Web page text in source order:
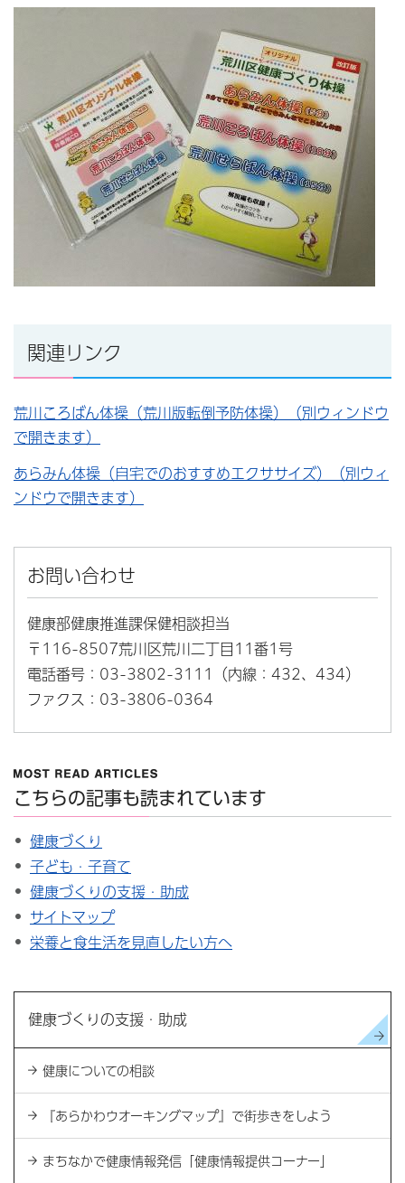
関連リンク
荒川ころばん体操（荒川版転倒予防体操）（別ウィンドウ
で開きます）
あらみん体操（自宅でのおすすめエクササイズ）（別ウィ
ンドウで開きます）
お問い合わせ
健康部健康推進課保健相談担当
〒116-8507荒川区荒川二丁目11番1号
電話番号：03-3802-3111（内線：432、434）
ファクス：03-3806-0364
こちらの記事も読まれています
健康づくり
子ども・子育て
健康づくりの支援・助成
サイトマップ
栄養と食生活を見直したい方へ
健康づくりの支援・助成
健康についての相談
『あらかわウオーキングマップ』で街歩きをしよう
まちなかで健康情報発信「健康情報提供コーナー」